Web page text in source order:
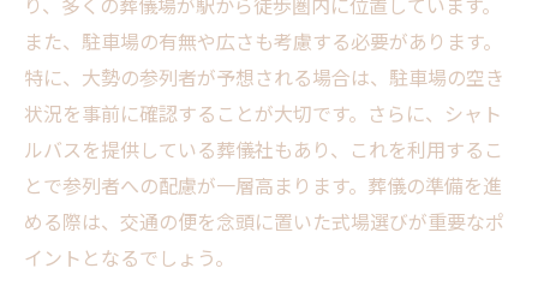
また、駐車場の有無や広さも考慮する必要があります。
特に、大勢の参列者が予想される場合は、駐車場の空き
状況を事前に確認することが大切です。さらに、シャト
ルバスを提供している葬儀社もあり、これを利用するこ
とで参列者への配慮が一層高まります。葬儀の準備を進
める際は、交通の便を念頭に置いた式場選びが重要なポ
イントとなるでしょう。